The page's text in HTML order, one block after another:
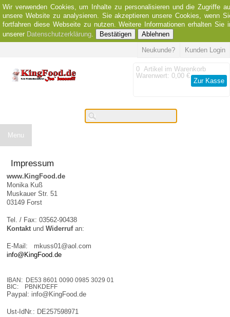
Wir verwenden Cookies, um Inhalte zu personalisieren und die Zugriffe
unsere Website zu analysieren. Sie akzeptieren unsere Cookies, wenn
fortfahren diese Webseite zu nutzen. Weitere Informationen erhalten Sie
unserer Datenschutzerklärung. Bestätigen Ablehnen
Kunden Login
Neukunde?
0 Artikel im Warenkorb
Warenwert: 0,00 €
Zur Kasse
Menu
Impressum
www.KingFood.de
Monika Kuß
Muskauer Str. 51
03149 Forst
Tel. / Fax: 03562-90438
Kontakt und Widerrufan:
E-Mail:
mkuss01@aol.com
info@KingFood.de
IBAN: DE53 8601 0090 0985 3029 01
BIC: PBNKDEFF
Paypal: info@KingFood.de
Ust-IdNr.: DE257598971